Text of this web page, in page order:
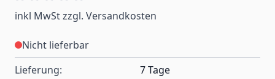
inkl MwSt zzgl. Versandkosten
Nicht lieferbar
Lieferung:
7 Tage